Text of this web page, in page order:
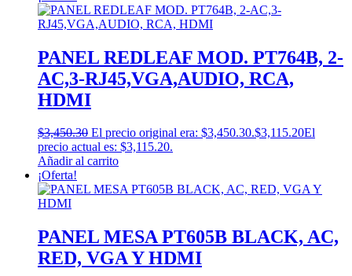
PANEL REDLEAF MOD. PT764B, 2-
AC,3-RJ45,VGA,AUDIO, RCA,
HDMI
$3,450.30 El precio original era: $3,450.30.$3,115.20El
precio actual es: $3,115.20.
Añadir al carrito
¡Oferta!
PANEL MESA PT605B BLACK, AC,
RED, VGA Y HDMI